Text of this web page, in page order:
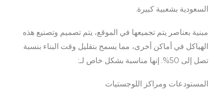
السعودية بشعبية كبيرة.
مبنية بعناصر يتم تجميعها في الموقع، يتم تصميم وتصنيع هذه
الهياكل في أماكن أخرى، مما يسمح بتقليل وقت البناء بنسبة
تصل إلى 50%. إنها مناسبة بشكل خاص لـ:
المستودعات ومراكز اللوجستيات